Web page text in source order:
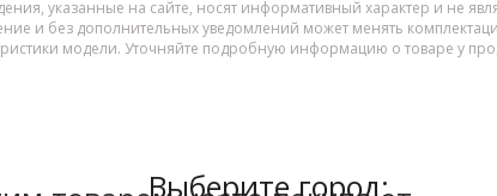
указанные на сайте, носят информативный характер и не
и без дополнительных уведомлений может менять
модели. Уточняйте подробную информацию о товаре у
Выберите город: